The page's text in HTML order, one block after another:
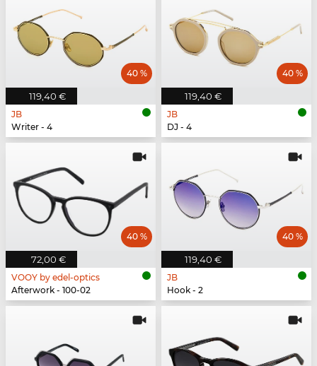
119,40 €
40 %
JB
Writer - 4
119,40 €
40 %
JB
DJ - 4
72,00 €
40 %
VOOY by edel-optics
Afterwork - 100-02
119,40 €
40 %
JB
Hook - 2